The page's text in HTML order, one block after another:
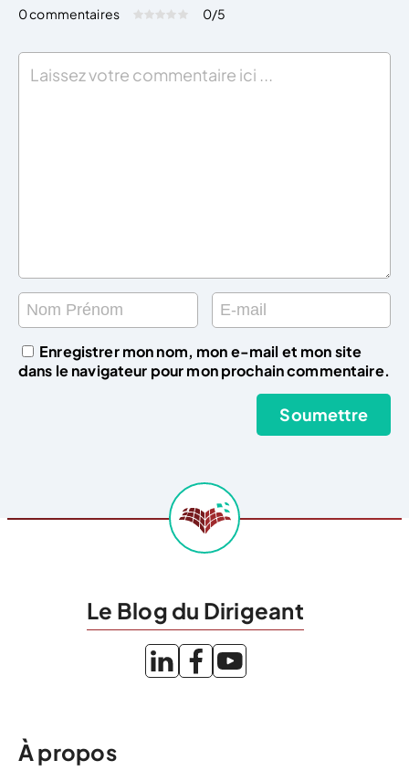
0 commentaires Évaluez cet article:
0/5
Enregistrer mon nom, mon e-mail et mon site
dans le navigateur pour mon prochain commentaire.
Le Blog du Dirigeant
À propos